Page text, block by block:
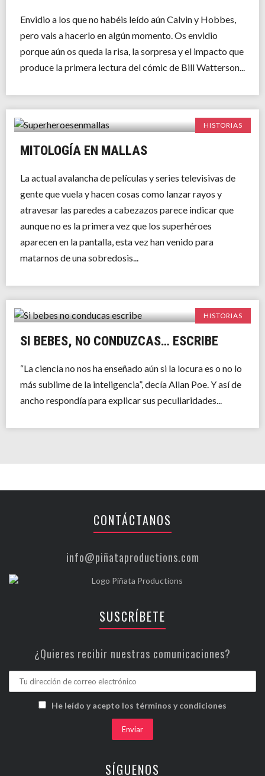
Envidio a los que no habéis leído aún Calvin y Hobbes,
pero vais a hacerlo en algún momento. Os envidio
porque aún os queda la risa, la sorpresa y el impacto que
produce la primera lectura del cómic de Bill Watterson...
HISTORIAS
MITOLOGÍA EN MALLAS
La actual avalancha de películas y series televisivas de
gente que vuela y hacen cosas como lanzar rayos y
atravesar las paredes a cabezazos parece indicar que
aunque no es la primera vez que los superhéroes
aparecen en la pantalla, esta vez han venido para
matarnos de una sobredosis...
HISTORIAS
SI BEBES, NO CONDUZCAS… ESCRIBE
“La ciencia no nos ha enseñado aún si la locura es o no lo
más sublime de la inteligencia”, decía Allan Poe. Y así de
ancho respondía para explicar sus peculiaridades...
CONTÁCTANOS
info@piñataproductions.com
SUSCRÍBETE
¿Quieres recibir nuestras comunicaciones?
He leído y acepto los términos y condiciones
SÍGUENOS